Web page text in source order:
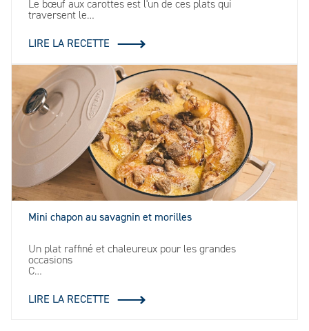
Le bœuf aux carottes est l'un de ces plats qui
traversent le…
LIRE LA RECETTE
Mini chapon au savagnin et morilles
Un plat raffiné et chaleureux pour les grandes
occasions
C…
LIRE LA RECETTE